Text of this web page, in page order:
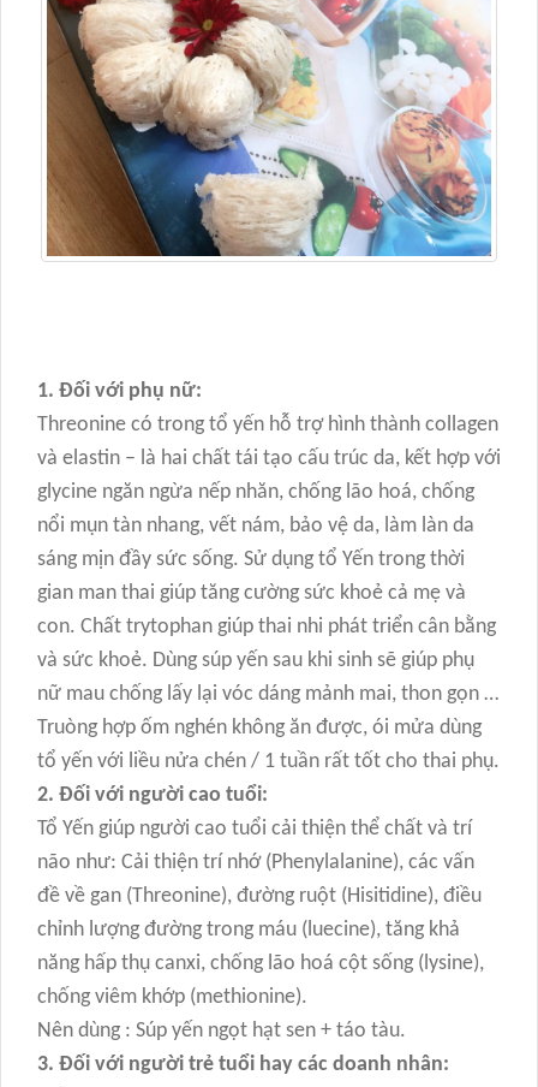
1. Đối với phụ nữ:
Threonine có trong tổ yến hỗ trợ hình thành collagen
và elastin – là hai chất tái tạo cấu trúc da, kết hợp với
glycine ngăn ngừa nếp nhăn, chống lão hoá, chống
nổi mụn tàn nhang, vết nám, bảo vệ da, làm làn da
sáng mịn đầy sức sống. Sử dụng tổ Yến trong thời
gian man thai giúp tăng cường sức khoẻ cả mẹ và
con. Chất trytophan giúp thai nhi phát triển cân bằng
và sức khoẻ. Dùng súp yến sau khi sinh sẽ giúp phụ
nữ mau chống lấy lại vóc dáng mảnh mai, thon gọn …
Truòng hợp ốm nghén không ăn được, ói mửa dùng
tổ yến với liều nửa chén / 1 tuần rất tốt cho thai phụ.
2. Đối với người cao tuổi:
Tổ Yến giúp người cao tuổi cải thiện thể chất và trí
não như: Cải thiện trí nhớ (Phenylalanine), các vấn
đề về gan (Threonine), đường ruột (Hisitidine), điều
chỉnh lượng đường trong máu (luecine), tăng khả
năng hấp thụ canxi, chống lão hoá cột sống (lysine),
chống viêm khớp (methionine).
Nên dùng : Súp yến ngọt hạt sen + táo tàu.
3. Đối với người trẻ tuổi hay các doanh nhân: